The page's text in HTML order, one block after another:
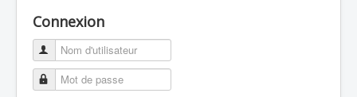
ESCALADE
ALPINISME
Connexion